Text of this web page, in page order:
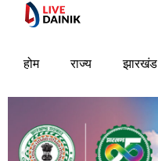
होम राज्य झारखंड